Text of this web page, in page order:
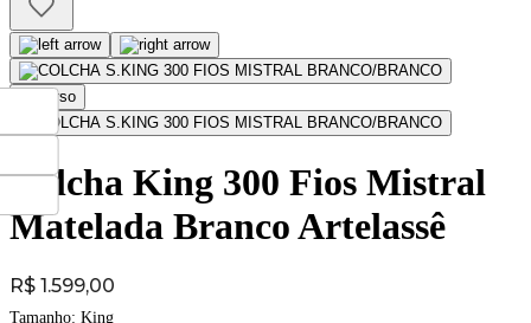
Colcha King 300 Fios Mistral
Matelada Branco Artelassê
Price:
R$ 1.599,00
Tamanho: King